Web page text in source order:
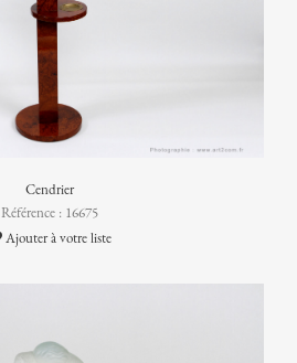
Cendrier
Référence : 16675
Ajouter à votre liste